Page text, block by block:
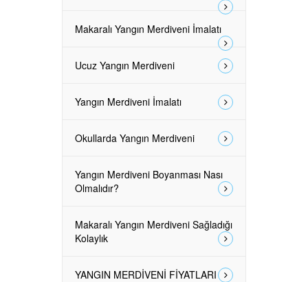
Makaralı Yangın Merdiveni İmalatı
Ucuz Yangın Merdiveni
Yangın Merdiveni İmalatı
Okullarda Yangın Merdiveni
Yangın Merdiveni Boyanması Nası
Olmalıdır?
Makaralı Yangın Merdiveni Sağladığı
Kolaylık
YANGIN MERDİVENİ FİYATLARI